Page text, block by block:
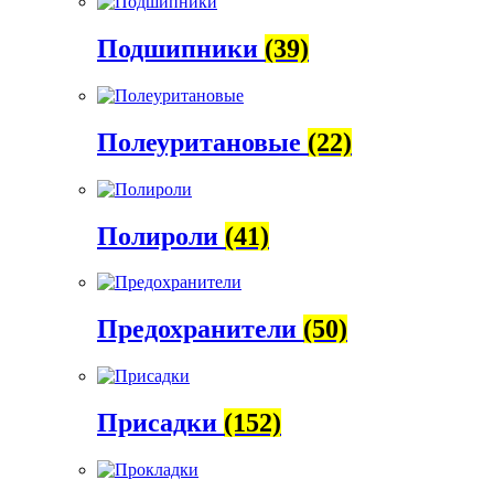
Подшипники (39)
Полеуритановые (22)
Полироли (41)
Предохранители (50)
Присадки (152)